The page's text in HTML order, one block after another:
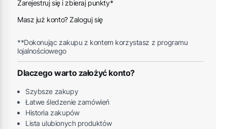
Zarejestruj się i zbieraj punkty*
Masz już konto? Zaloguj się
**Dokonując zakupu z kontem korzystasz z programu
lojalnościowego
Dlaczego warto założyć konto?
Szybsze zakupy
Łatwe śledzenie zamówień
Historia zakupów
Lista ulubionych produktów